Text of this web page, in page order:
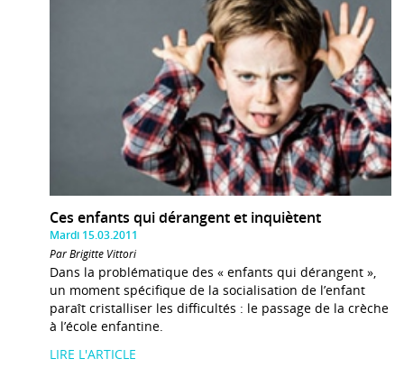
Ces enfants qui dérangent et inquiètent
Mardi 15.03.2011
Par Brigitte Vittori
Dans la problématique des « enfants qui dérangent »,
un moment spécifique de la socialisation de l’enfant
paraît cristalliser les difficultés : le passage de la crèche
à l’école enfantine.
LIRE L'ARTICLE